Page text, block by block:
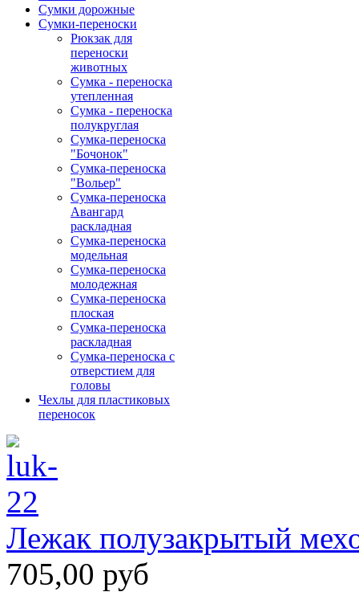
Сумки дорожные
Сумки-переноски
Рюкзак для
переноски
животных
Сумка - переноска
утепленная
Сумка - переноска
полукруглая
Сумка-переноска
"Бочонок"
Сумка-переноска
"Вольер"
Сумка-переноска
Авангард
раскладная
Сумка-переноска
модельная
Сумка-переноска
молодежная
Сумка-переноска
плоская
Сумка-переноска
раскладная
Сумка-переноска с
отверстием для
головы
Чехлы для пластиковых
переносок
Лежак полузакрытый
705,00 руб